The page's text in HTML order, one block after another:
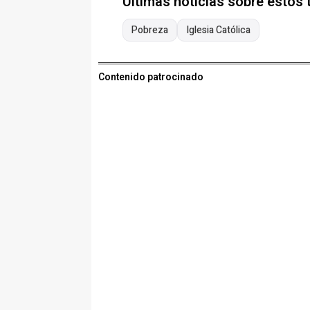
Pobreza Iglesia Católica
Contenido patrocinado